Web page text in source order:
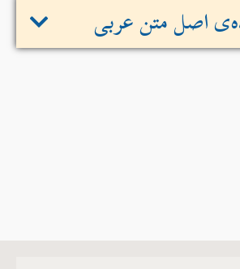
اصل متن عربی